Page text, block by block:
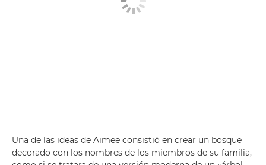
Una de las ideas de Aimee consistió en crear un bosque
decorado con los nombres de los miembros de su familia,